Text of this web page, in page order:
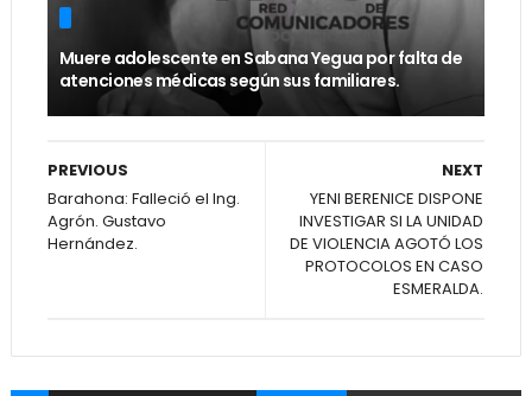
Muere adolescente en Sabana Yegua por falta de
atenciones médicas según sus familiares.
NEXT
YENI BERENICE DISPONE
INVESTIGAR SI LA UNIDAD
DE VIOLENCIA AGOTÓ LOS
PROTOCOLOS EN CASO
ESMERALDA.
PREVIOUS
Barahona: Falleció el Ing.
Agrón. Gustavo
Hernández.